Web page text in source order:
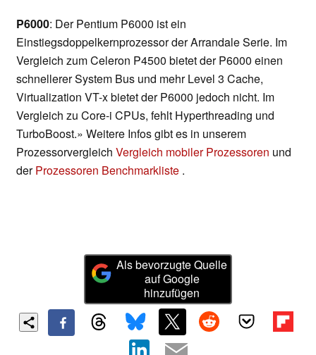
P6000: Der Pentium P6000 ist ein
Einstiegsdoppelkernprozessor der Arrandale Serie. Im
Vergleich zum Celeron P4500 bietet der P6000 einen
schnellerer System Bus und mehr Level 3 Cache,
Virtualization VT-x bietet der P6000 jedoch nicht. Im
Vergleich zu Core-i CPUs, fehlt Hyperthreading und
TurboBoost.» Weitere Infos gibt es in unserem
Prozessorvergleich Vergleich mobiler Prozessoren und
derProzessoren Benchmarkliste .
Als bevorzugte Quelle
auf Google
hinzufügen